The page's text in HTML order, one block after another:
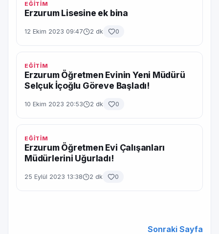
EĞİTİM
Erzurum Lisesine ek bina
12 Ekim 2023 09:47 2 dk 0
EĞİTİM
Erzurum Öğretmen Evinin Yeni Müdürü
Selçuk İçoğlu Göreve Başladı!
10 Ekim 2023 20:53 2 dk 0
EĞİTİM
Erzurum Öğretmen Evi Çalışanları
Müdürlerini Uğurladı!
25 Eylül 2023 13:38 2 dk 0
Sonraki Sayfa